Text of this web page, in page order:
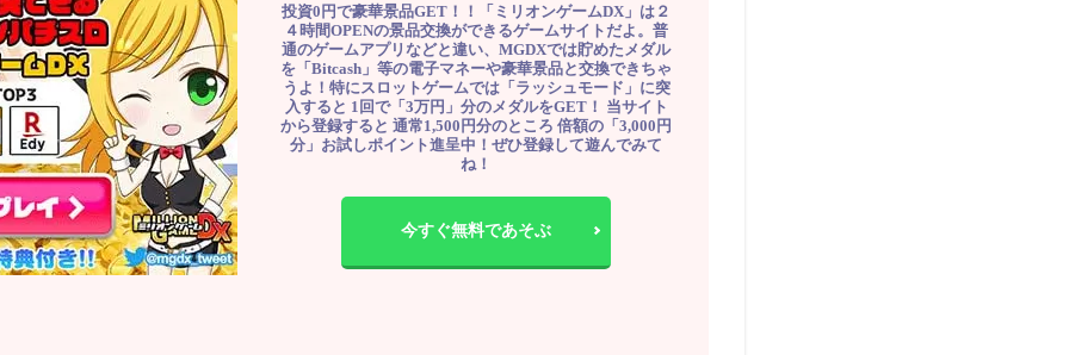
投資0円で豪華景品GET！！「ミリオンゲームDX」は２
４時間OPENの景品交換ができるゲームサイトだよ。普
通のゲームアプリなどと違い、MGDXでは貯めたメダル
を「Bitcash」等の電子マネーや豪華景品と交換できちゃ
うよ！特にスロットゲームでは「ラッシュモード」に突
入すると 1回で「3万円」分のメダルをGET！ 当サイト
から登録すると 通常1,500円分のところ 倍額の「3,000円
分」お試しポイント進呈中！ぜひ登録して遊んでみて
ね！
今すぐ無料であそぶ